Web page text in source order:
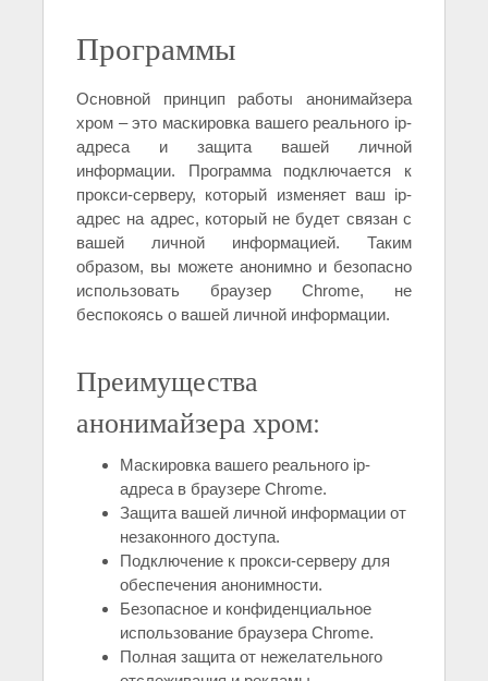
Программы
Основной принцип работы анонимайзера
хром – это маскировка вашего реального ip-
адреса и защита вашей личной
информации. Программа подключается к
прокси-серверу, который изменяет ваш ip-
адрес на адрес, который не будет связан с
вашей личной информацией. Таким
образом, вы можете анонимно и безопасно
использовать браузер Chrome, не
беспокоясь о вашей личной информации.
Преимущества
анонимайзера хром:
Маскировка вашего реального ip-
адреса в браузере Chrome.
Защита вашей личной информации от
незаконного доступа.
Подключение к прокси-серверу для
обеспечения анонимности.
Безопасное и конфиденциальное
использование браузера Chrome.
Полная защита от нежелательного